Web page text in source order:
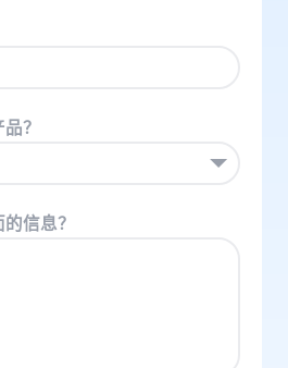
？
信息？